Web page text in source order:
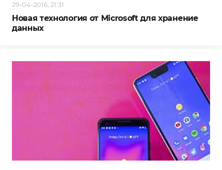
29-04-2016, 21:31
Новая технология от Microsoft для хранение
данных